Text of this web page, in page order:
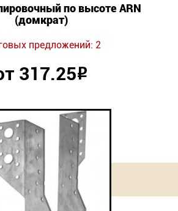
по высоте ARN
(домкрат)
предложений: 2
317.25Р